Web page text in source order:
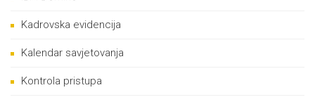
Kadrovska evidencija
Kalendar savjetovanja
Kontrola pristupa